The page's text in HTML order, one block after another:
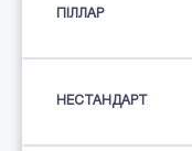
ПIЛЛАР
НЕСТАНДАРТ